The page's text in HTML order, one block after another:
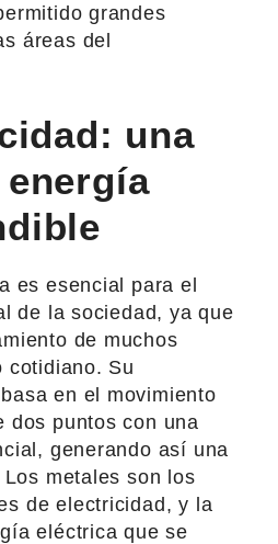
grandes
áreas del
una
es esencial para el
de la sociedad, ya que
de muchos
cotidiano. Su
en el movimiento
dos puntos con una
generando así una
metales son los
de electricidad, y la
eléctrica que se